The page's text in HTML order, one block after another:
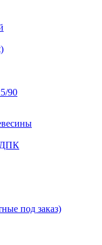
90
ДПК
под заказ)